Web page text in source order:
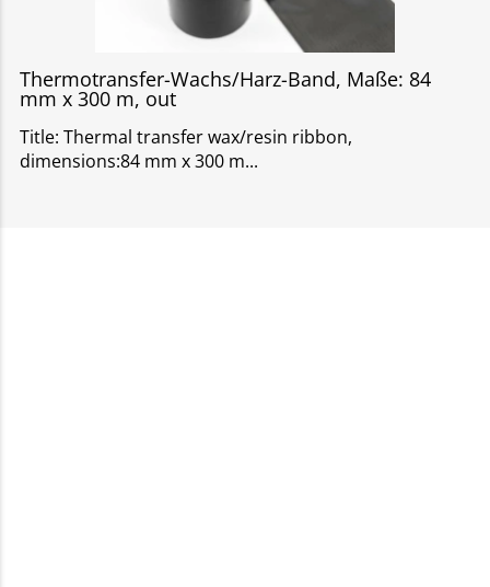
Thermotransfer-Wachs/Harz-Band, Maße: 84
mm x 300 m, out
Title: Thermal transfer wax/resin ribbon,
dimensions:84 mm x 300 m